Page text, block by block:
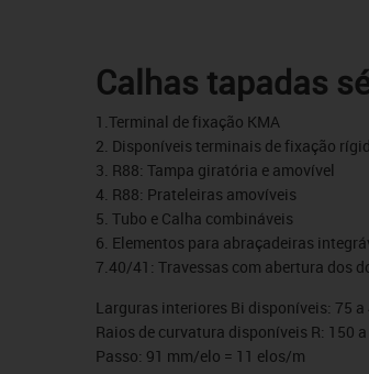
Calhas tapadas
1.Terminal de fixação KMA
2. Disponíveis terminais de fixação
3. R88: Tampa giratória e amovível
4. R88: Prateleiras amovíveis
5. Tubo e Calha combináveis
6. Elementos para abraçadeiras
7.40/41: Travessas com abertura dos
Larguras interiores Bi disponíveis: 75 a
Raios de curvatura disponíveis R: 150
Passo: 91 mm/elo = 11 elos/m